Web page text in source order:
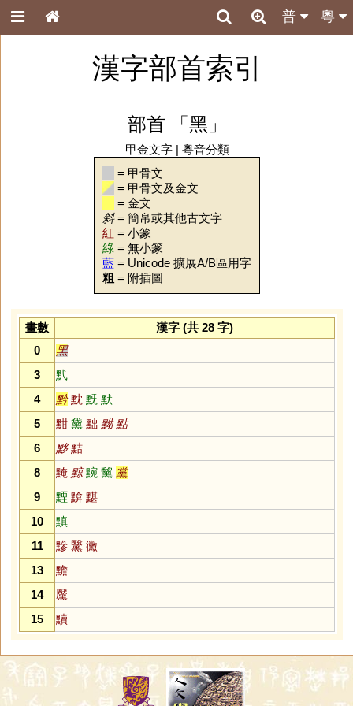
粵
普
漢字部首索引
部首 「黑」
甲金文字| 粵音分類
= 甲骨文
= 甲骨文及金文
= 金文
斜= 簡帛或其他古文字
紅 = 小篆
綠 = 無小篆
藍 = Unicode 擴展A/B區用字
粗 = 附插圖
畫數
漢字 (共 28 字)
0
黑
3
黓
4
黔 黕 黖 默
5
黚 黛 黜 黝 點
6
黟 黠
8
黤 黥 黦 黧 黨
9
黫 黭 黮
10
黰
11
黲 黳 黴
13
黵
14
黶
15
黷